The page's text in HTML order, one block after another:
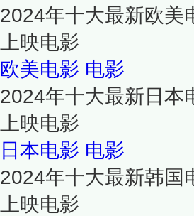
2024年十大最新欧美
上映电影
欧美电影 电影
2024年十大最新日本
上映电影
日本电影 电影
2024年十大最新韩国
上映电影